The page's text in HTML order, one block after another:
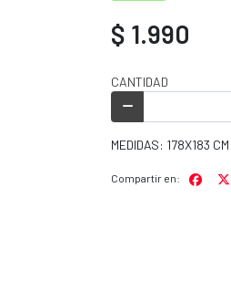
$ 1.990
CANTIDAD
MEDIDAS: 178X183 CM
Compartir en: